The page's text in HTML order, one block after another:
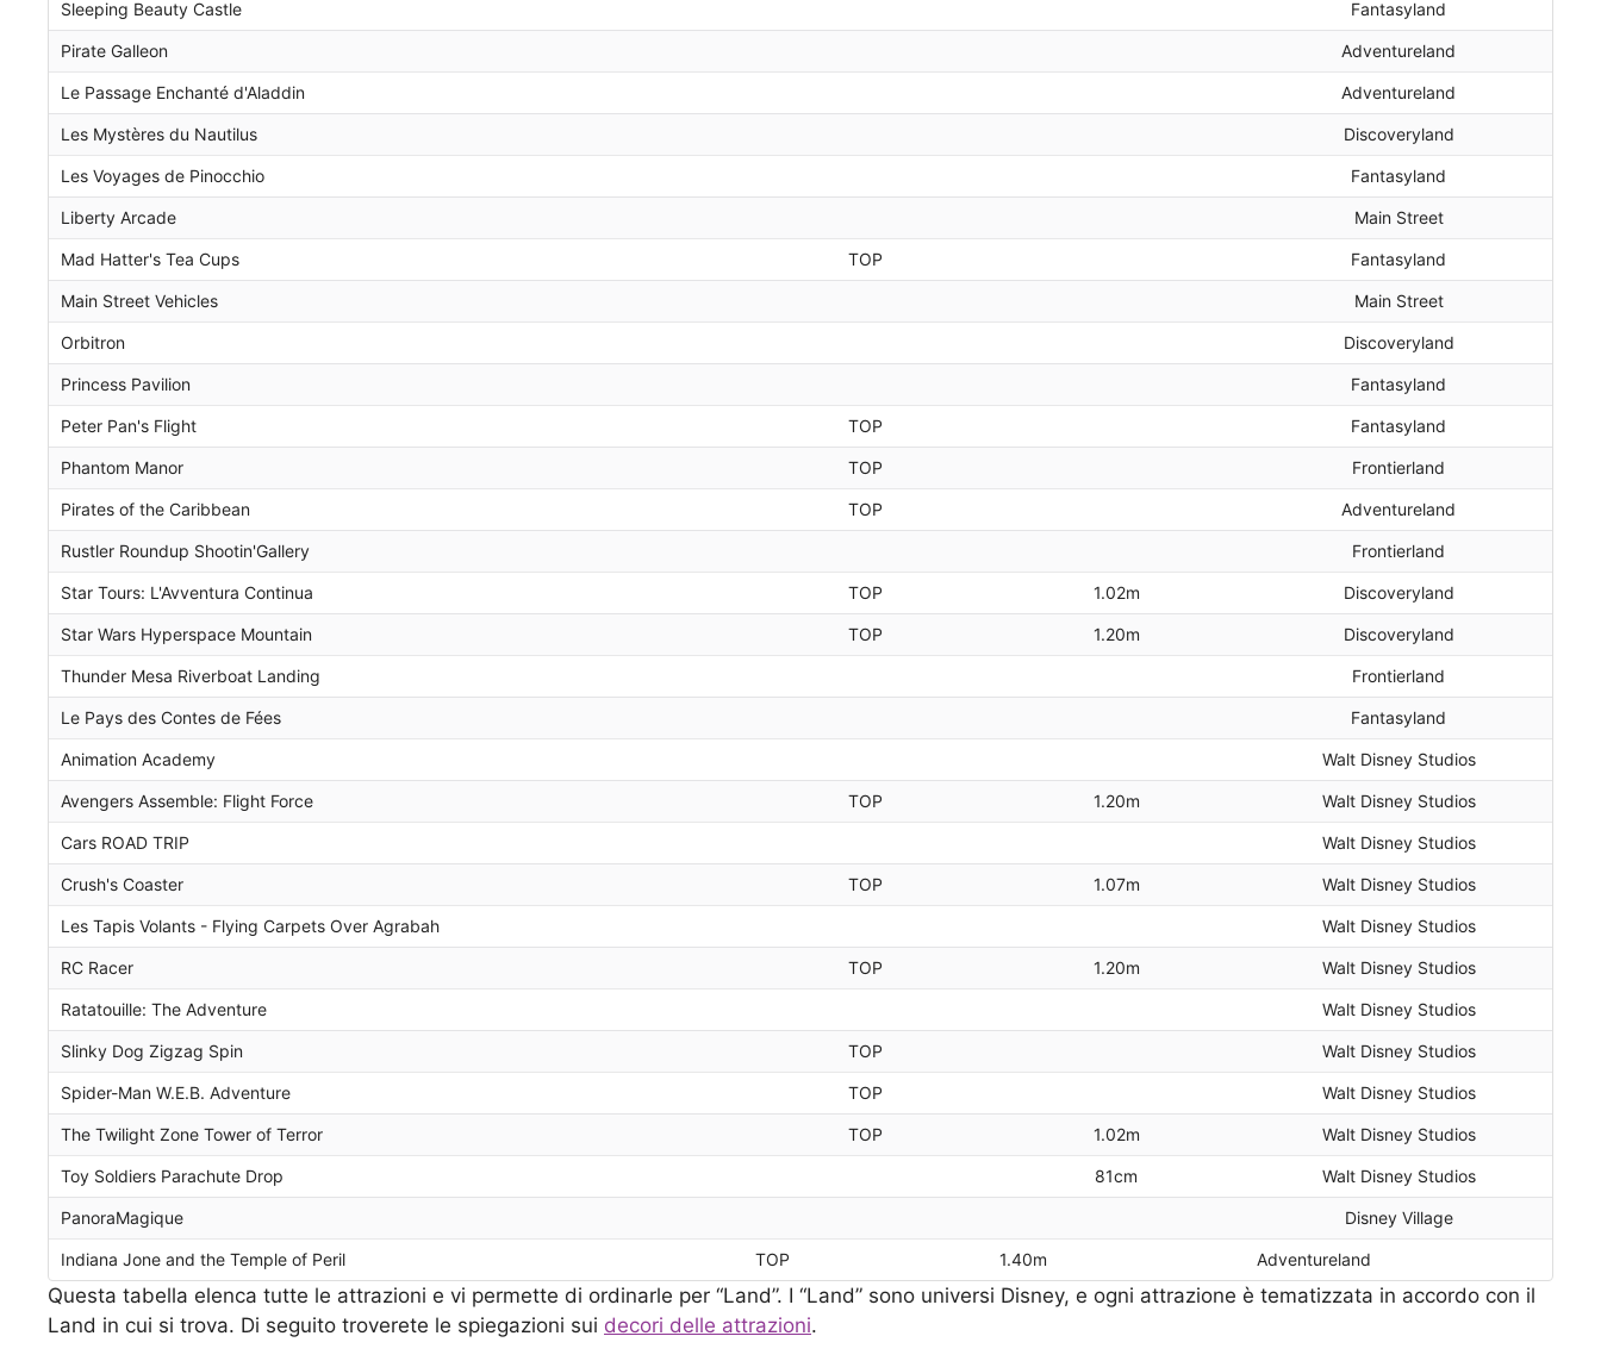
Sleeping Beauty Castle Fantasyland
Pirate Galleon Adventureland
Le Passage Enchanté d'Aladdin Adventureland
Les Mystères du Nautilus Discoveryland
Les Voyages de Pinocchio Fantasyland
Liberty Arcade Main Street
Mad Hatter's Tea Cups TOP Fantasyland
Main Street Vehicles Main Street
Orbitron Discoveryland
Princess Pavilion Fantasyland
Peter Pan's Flight TOP Fantasyland
Phantom Manor TOP Frontierland
Pirates of the Caribbean TOP Adventureland
Rustler Roundup Shootin'Gallery Frontierland
Star Tours: L'Avventura Continua TOP 1.02m Discoveryland
Star Wars Hyperspace Mountain TOP 1.20m Discoveryland
Thunder Mesa Riverboat Landing Frontierland
Le Pays des Contes de Fées Fantasyland
Animation Academy Walt Disney Studios
Avengers Assemble: Flight Force TOP 1.20m Walt Disney Studios
Cars ROAD TRIP Walt Disney Studios
Crush's Coaster TOP 1.07m Walt Disney Studios
Les Tapis Volants - Flying Carpets Over Agrabah Walt Disney Studios
RC Racer TOP 1.20m Walt Disney Studios
Ratatouille: The Adventure Walt Disney Studios
Slinky Dog Zigzag Spin TOP Walt Disney Studios
Spider-Man W.E.B. Adventure TOP Walt Disney Studios
The Twilight Zone Tower of Terror TOP 1.02m Walt Disney Studios
Toy Soldiers Parachute Drop 81cm Walt Disney Studios
PanoraMagique Disney Village
Indiana Jone and the Temple of Peril TOP 1.40m Adventureland
Questa tabella elenca tutte le attrazioni e vi permette di ordinarle per “Land”. I “Land” sono universi Disney, e ogni attrazione è tematizzata in accordo con il
Land in cui si trova. Di seguito troverete le spiegazioni sui decori delle attrazioni.